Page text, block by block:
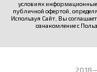
условиях
публичной офертой,
Используя Сайт, Вы
ознакомление с